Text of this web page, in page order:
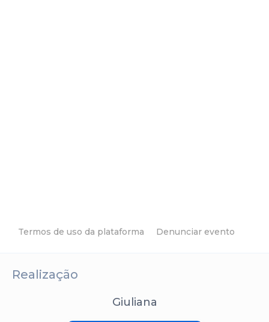
Termos de uso da plataforma Denunciar evento
Realização
Giuliana